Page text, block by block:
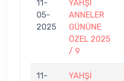
11-
05-
2025
YAHŞİ
ANNELER
GÜNÜNE
ÖZEL 2025
/ 9
11-
YAHŞİ